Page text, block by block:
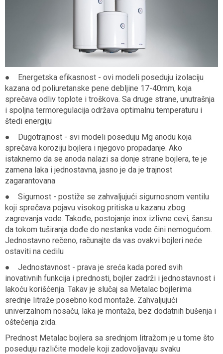
● Energetska efikasnost - ovi modeli poseduju izolaciju
kazana od poliuretanske pene debljine 17-40mm, koja
sprečava odliv toplote i troškova. Sa druge strane, unutrašnja
i spoljna termoregulacija održava optimalnu temperaturu i
štedi energiju
● Dugotrajnost - svi modeli poseduju Mg anodu koja
sprečava koroziju bojlera i njegovo propadanje. Ako
istaknemo da se anoda nalazi sa donje strane bojlera, te je
zamena laka i jednostavna, jasno je da je trajnost
zagarantovana
● Sigurnost - postiže se zahvaljujući sigurnosnom ventilu
koji sprečava pojavu visokog pritiska u kazanu zbog
zagrevanja vode. Takođe, postojanje inox izlivne cevi, šansu
da tokom tuširanja dođe do nestanka vode čini nemogućom.
Jednostavno rečeno, računajte da vas ovakvi bojleri neće
ostaviti na cedilu
● Jednostavnost - prava je sreća kada pored svih
inovativnih funkcija i prednosti, bojler zadrži i jednostavnost i
lakoću korišćenja. Takav je slučaj sa Metalac bojlerima
srednje litraže posebno kod montaže. Zahvaljujući
univerzalnom nosaču, laka je montaža, bez dodatnih bušenja i
oštećenja zida.
Prednost Metalac bojlera sa srednjom litražom je u tome što
poseduju različite modele koji zadovoljavaju svaku